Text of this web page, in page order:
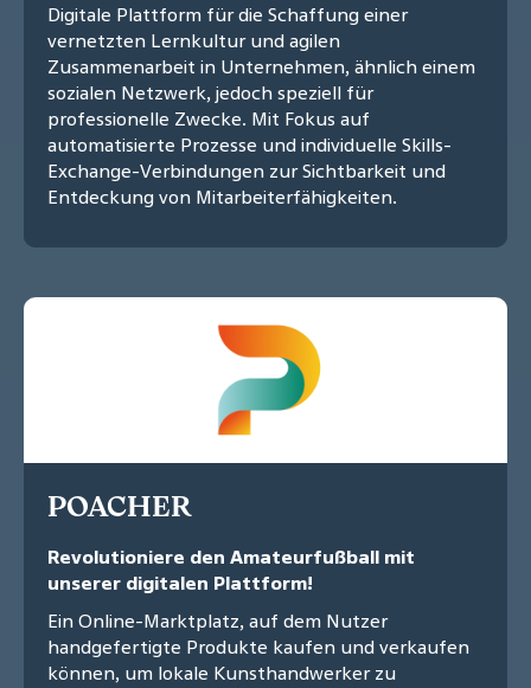
Digitale Plattform für die Schaffung einer
vernetzten Lernkultur und agilen
Zusammenarbeit in Unternehmen, ähnlich einem
sozialen Netzwerk, jedoch speziell für
professionelle Zwecke. Mit Fokus auf
automatisierte Prozesse und individuelle Skills-
Exchange-Verbindungen zur Sichtbarkeit und
Entdeckung von Mitarbeiterfähigkeiten.
POACHER
Revolutioniere den Amateurfußball mit
unserer digitalen Plattform!
Ein Online-Marktplatz, auf dem Nutzer
handgefertigte Produkte kaufen und verkaufen
können, um lokale Kunsthandwerker zu